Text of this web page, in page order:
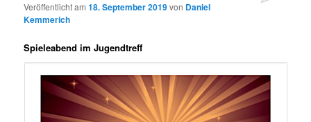
Veröffentlicht am18. September 2019von Daniel
Kemmerich
Spieleabend im Jugendtreff